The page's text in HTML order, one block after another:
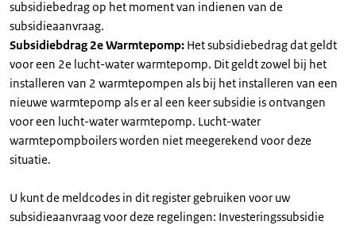
subsidiebedrag op het moment van indienen van de
subsidieaanvraag.
Subsidiebdrag 2e Warmtepomp: Het subsidiebedrag dat geldt
voor een 2e lucht-water warmtepomp. Dit geldt zowel bij het
installeren van 2 warmtepompen als bij het installeren van een
nieuwe warmtepomp als er al een keer subsidie is ontvangen
voor een lucht-water warmtepomp. Lucht-water
warmtepompboilers worden niet meegerekend voor deze
situatie.
U kunt de meldcodes in dit register gebruiken voor uw
subsidieaanvraag voor deze regelingen: Investeringssubsidie